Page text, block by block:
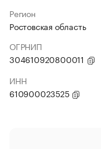
Регион
Ростовская область
ОГРНИП
304610920800011
ИНН
610900023525